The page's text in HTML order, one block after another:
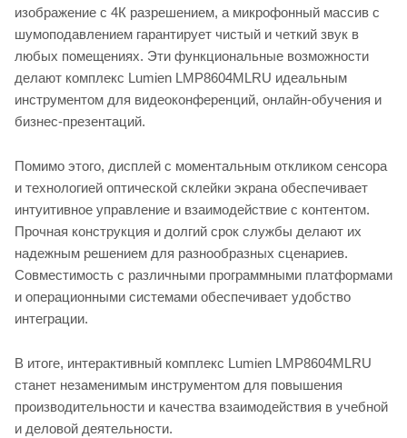
изображение с 4К разрешением, а микрофонный массив с
шумоподавлением гарантирует чистый и четкий звук в
любых помещениях. Эти функциональные возможности
делают комплекс Lumien LMP8604MLRU идеальным
инструментом для видеоконференций, онлайн-обучения и
бизнес-презентаций.
Помимо этого, дисплей с моментальным откликом сенсора
и технологией оптической склейки экрана обеспечивает
интуитивное управление и взаимодействие с контентом.
Прочная конструкция и долгий срок службы делают их
надежным решением для разнообразных сценариев.
Совместимость с различными программными платформами
и операционными системами обеспечивает удобство
интеграции.
В итоге, интерактивный комплекс Lumien LMP8604MLRU
станет незаменимым инструментом для повышения
производительности и качества взаимодействия в учебной
и деловой деятельности.